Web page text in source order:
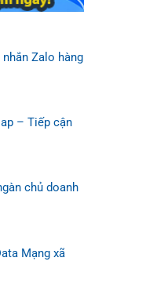
Zalo hàng
– Tiếp cận
chủ doanh
Mạng xã